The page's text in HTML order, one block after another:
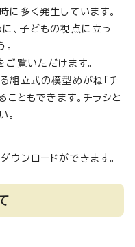
に多く発生しています。
、子どもの視点に立っ
ご覧いただけます。
組立式の模型めがね「チ
こともできます。チラシと
。
ウンロードができます。